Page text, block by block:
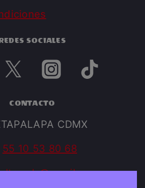
SOCIALES
CONTACTO
CDMX
55 10 53 80 68